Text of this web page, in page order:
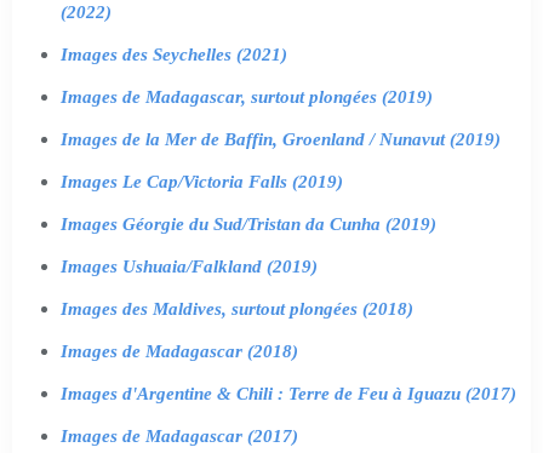
(2022)
Images des Seychelles (2021)
Images de Madagascar, surtout plongées (2019)
Images de la Mer de Baffin, Groenland / Nunavut (2019)
Images Le Cap/Victoria Falls (2019)
Images Géorgie du Sud/Tristan da Cunha (2019)
Images Ushuaia/Falkland (2019)
Images des Maldives, surtout plongées (2018)
Images de Madagascar (2018)
Images d'Argentine & Chili : Terre de Feu à Iguazu (2017)
Images de Madagascar (2017)